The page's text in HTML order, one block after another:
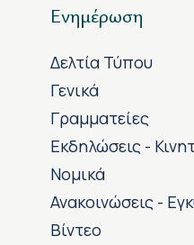
Ενημέρωση
Δελτία Τύπου
Γενικά
Γραμματείες
Εκδηλώσεις -
Νομικά
Ανακοινώσεις -
Βίντεο